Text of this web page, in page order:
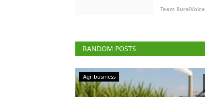
Team RuralVoice
RANDOM POSTS
Politics